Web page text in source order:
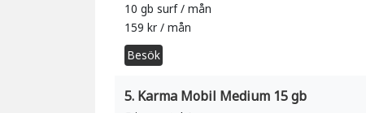
10 gb surf / mån
159 kr / mån
Besök
5. Karma Mobil Medium 15 gb